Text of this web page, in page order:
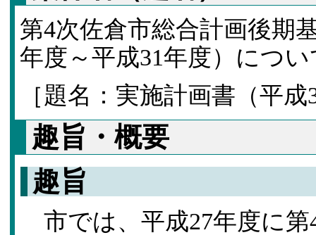
第4次佐倉市総合計画後期
年度～平成31年度）につい
［題名：実施計画書（平
趣旨・概要
趣旨
市では、平成27年度に第